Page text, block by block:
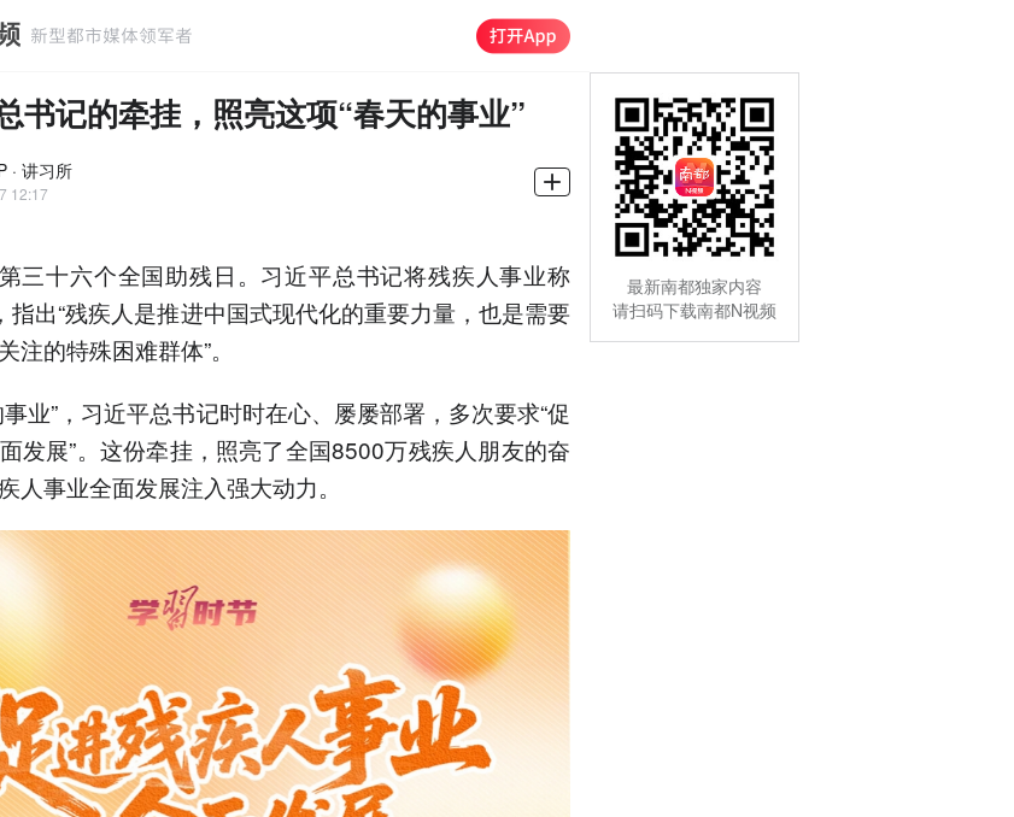
书记的牵挂，照亮这项“春天的事业”
· 讲习所
12:17
三十六个全国助残日。习近平总书记将残疾人事业称
指出“残疾人是推进中国式现代化的重要力量，也是需要
注的特殊困难群体”。
业”，习近平总书记时时在心、屡屡部署，多次要求“促
发展”。这份牵挂，照亮了全国8500万残疾人朋友的奋
人事业全面发展注入强大动力。
最新南都独家内容
请扫码下载南都N视频